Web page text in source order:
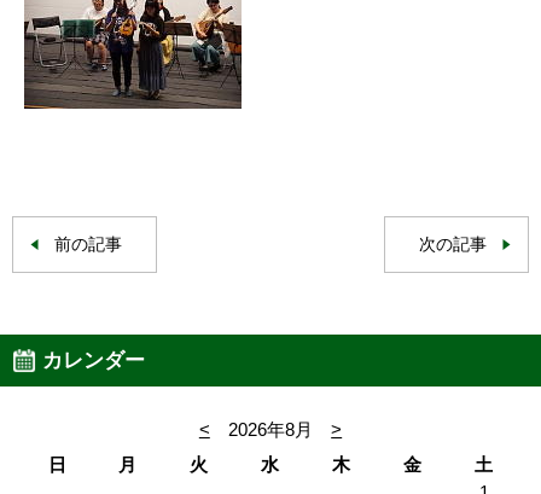
前の記事 次の記事
カレンダー
< 2026年8月
>
日
月 火 水 木 金
土